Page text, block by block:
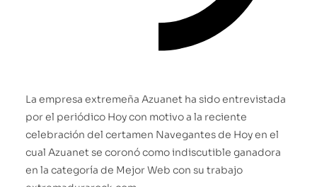
La empresa extremeña Azuanet ha sido entrevistada
por el periódico Hoy con motivo a la reciente
celebración del certamen Navegantes de Hoy en el
cual Azuanet se coronó como indiscutible ganadora
en la categoría de Mejor Web con su trabajo